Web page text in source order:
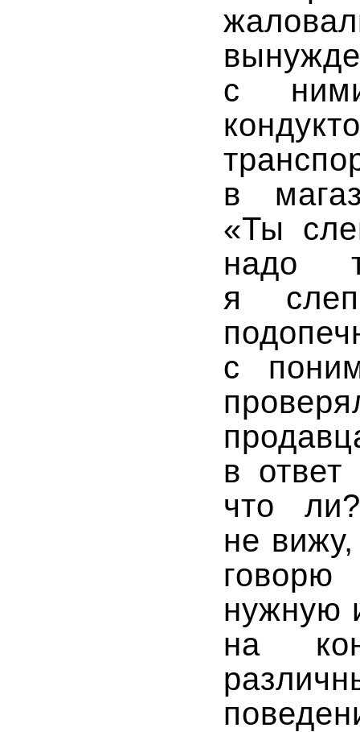
с
в
«Ты
надо
я
с
в
что
не
нужную
на